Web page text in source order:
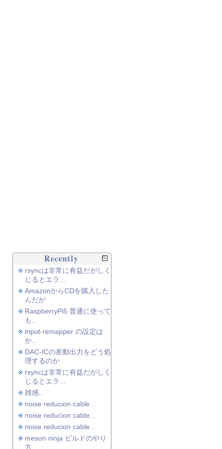
Recently
rsyncは非常に有益だがしく
じるとエラ...
AmazonからCDを購入した
んだが
RaspberryPi5 普通に使って
も...
input-remapper の設定は
か...
DAC-ICの差動出力をどう処
理するのか
rsyncは非常に有益だがしく
じるとエラ...
雑感...
noise reducion cable...
noise reducion cable...
noise reducion cable...
meson ninja ビルドのやり
方...